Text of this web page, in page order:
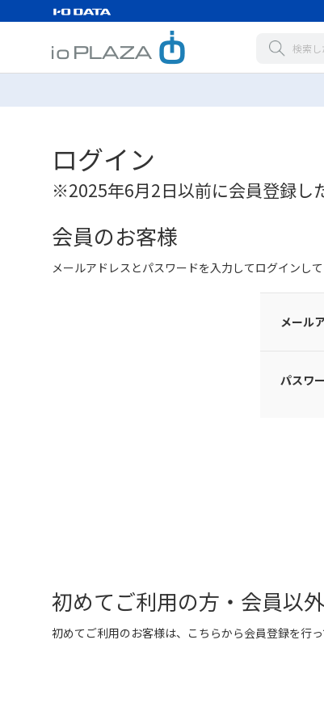
ログイン
※2025年6月2日以前に会員登録し
会員のお客様
メールアドレスとパスワードを入力してログインして
メール
パスワ
初めてご利用の方・会員以
初めてご利用のお客様は、こちらから会員登録を行っ